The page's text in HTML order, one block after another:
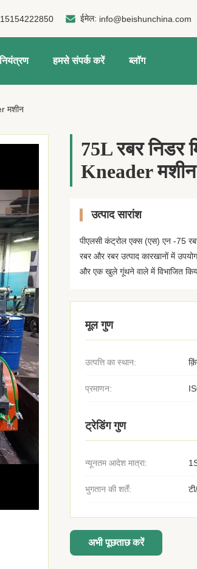
ईमेल: info@beishunchina.com
हमसे संपर्क करें ब्लॉग
मशीन
75L रबर
Kneader मशीन
उत्पाद सारांश
पीएलसी कंट्रोल एक्स (एस) एन -75
रबर और रबर उत्पाद कारखानों में
और एक खुले गूंथने वाले में विभाजित किया
मूल गुण
उत्पत्ति का स्थान:
प्रमाणन:
ट्रेडिंग गुण
न्यूनतम आदेश मात्रा:
भुगतान की शर्तें:
अभी पूछताछ करें